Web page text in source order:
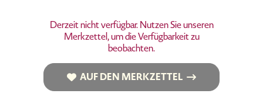
Derzeit nicht verfügbar. Nutzen Sie unseren
Merkzettel, um die Verfügbarkeit zu
beobachten.
AUF DEN MERKZETTEL
AUF DEN MERKZETTEL